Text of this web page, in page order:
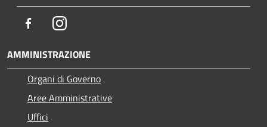
FacebookInstagram
AMMINISTRAZIONE
Organi di Governo
Aree Amministrative
Uffici